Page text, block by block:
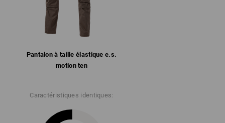
Pantalon à taille élastique e.s.​
motion ten
Caractéristiques identiques: